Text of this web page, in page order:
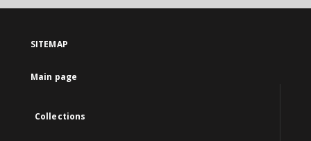
SITEMAP
Main page
Collections